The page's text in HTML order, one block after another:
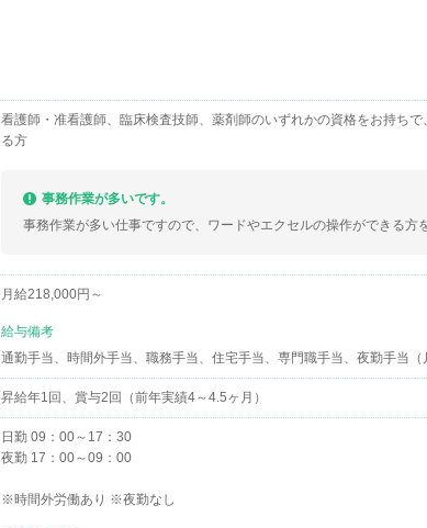
看護師・准看護師、臨床検査技師、薬剤師のいずれかの資格をお持ち
る方
事務作業が多いです。
事務作業が多い仕事ですので、ワードやエクセルの操作ができる方
月給218,000円～
給与備考
通勤手当、時間外手当、職務手当、住宅手当、専門職手当、夜勤手当（
昇給年1回、賞与2回（前年実績4～4.5ヶ月）
日勤 09：00～17：30
夜勤 17：00～09：00
※時間外労働あり ※夜勤なし